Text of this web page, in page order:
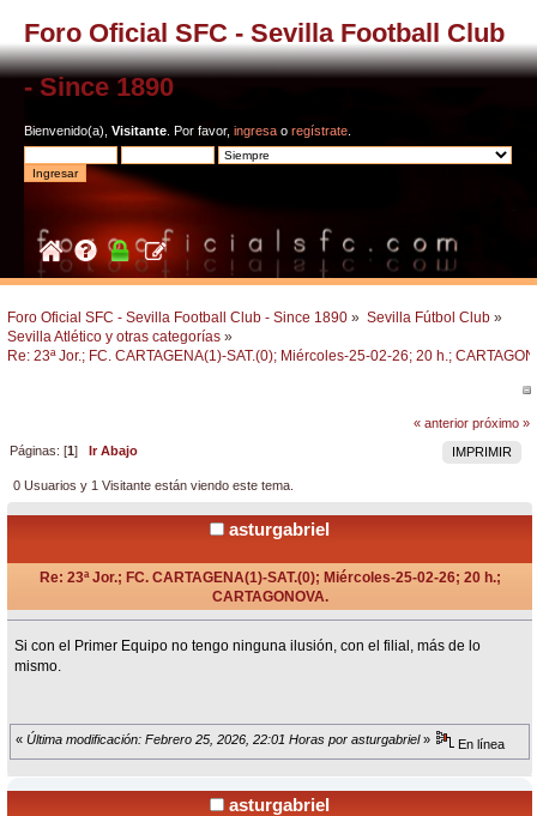
Foro Oficial SFC - Sevilla Football Club
- Since 1890
Bienvenido(a), Visitante . Por favor, ingresa o regístrate
Foro Oficial SFC - Sevilla Football Club - Since 1890 » Sevilla Fútbol Club »
Sevilla Atlético y otras categorías »
Re: 23ª Jor.; FC. CARTAGENA(1)-SAT.(0); Miércoles-25-02-26; 20 h.;
« anterior próximo »
IMPRIMIR
Páginas: [1]Ir Abajo
0 Usuarios y 1 Visitante están viendo este tema.
asturgabriel
Re: 23ª Jor.; FC. CARTAGENA(1)-SAT.(0); Miércoles-25-02-26; 20 h.;
CARTAGONOVA.
Si con el Primer Equipo no tengo ninguna ilusión, con el filial, más de lo
mismo.
« Última modificación: Febrero 25, 2026, 22:01 Horas por asturgabriel» En línea
asturgabriel